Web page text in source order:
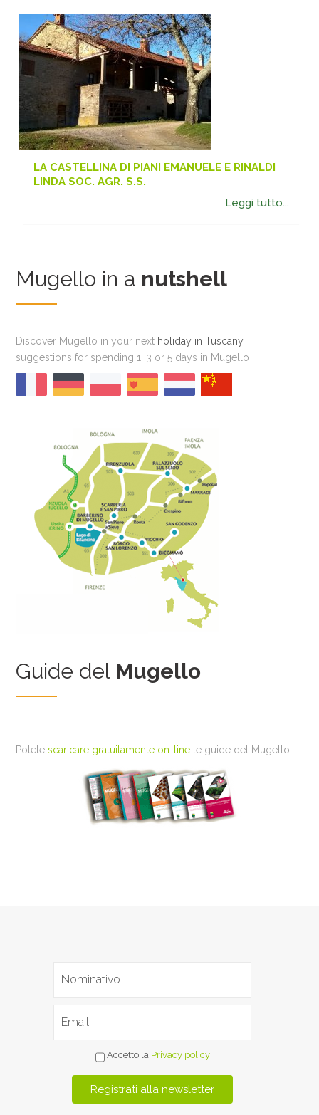
LA CASTELLINA DI PIANI EMANUELE E RINALDI
LINDA SOC. AGR. S.S.
Leggi tutto...
Mugello in a nutshell
Discover Mugello in your next holiday in Tuscany
suggestions for spending 1, 3 or 5 days in Mugello
Guide del Mugello
Potetescaricare gratuitamente on-line le guide del Mugello!
Accetto la Privacy policy